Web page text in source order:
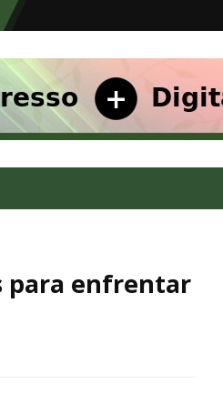
para enfrentar